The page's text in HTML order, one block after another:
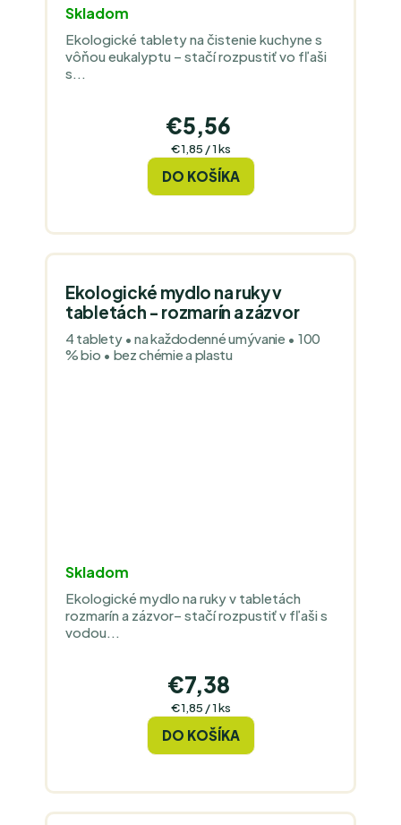
Skladom
Ekologické tablety na čistenie kuchyne s
vôňou eukalyptu – stačí rozpustiť vo fľaši
s...
€5,56
Jednotková
€1,85 / 1 ks
DO KOŠÍKA
Ekologické mydlo na ruky v
tabletách - rozmarín a zázvor
4 tablety • na každodenné umývanie • 100
% bio • bez chémie a plastu
Skladom
Ekologické mydlo na ruky v tabletách
rozmarín a zázvor– stačí rozpustiť v fľaši s
vodou...
€7,38
Jednotková
€1,85 / 1 ks
DO KOŠÍKA